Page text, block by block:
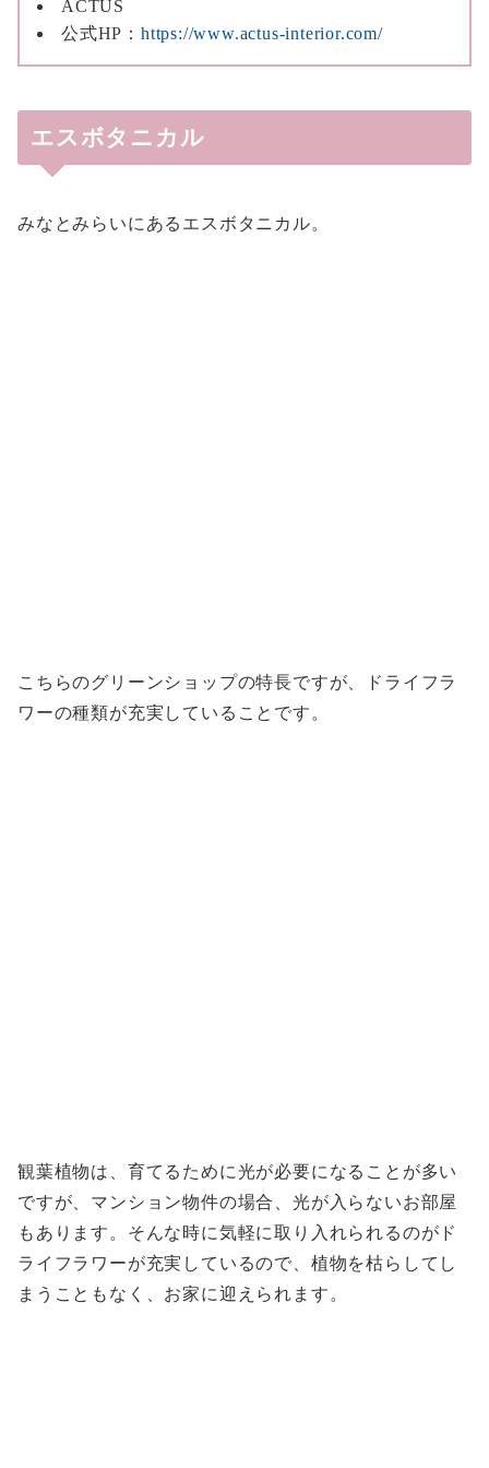
ACTUS
公式HP： https://www.actus-interior.com/
エスボタニカル
みなとみらいにあるエスボタニカル。
こちらのグリーンショップの特長ですが、ドライフラ
ワーの種類が充実していることです。
観葉植物は、育てるために光が必要になることが多い
ですが、マンション物件の場合、光が入らないお部屋
もあります。そんな時に気軽に取り入れられるのがド
ライフラワーが充実しているので、植物を枯らしてし
まうこともなく、お家に迎えられます。